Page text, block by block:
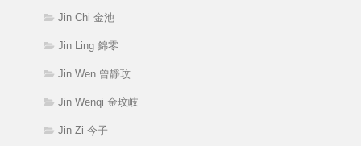
Jin Chi 金池
Jin Ling 錦零
Jin Wen 曾靜玟
Jin Wenqi 金玟岐
Jin Zi 今子